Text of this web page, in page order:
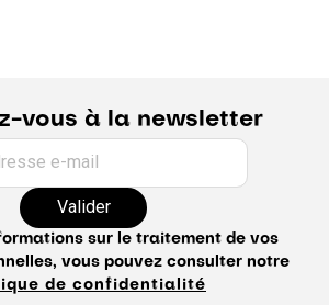
vous à la newsletter
e-mail
Valider
sur le traitement de vos
vous pouvez consulter notre
de confidentialité